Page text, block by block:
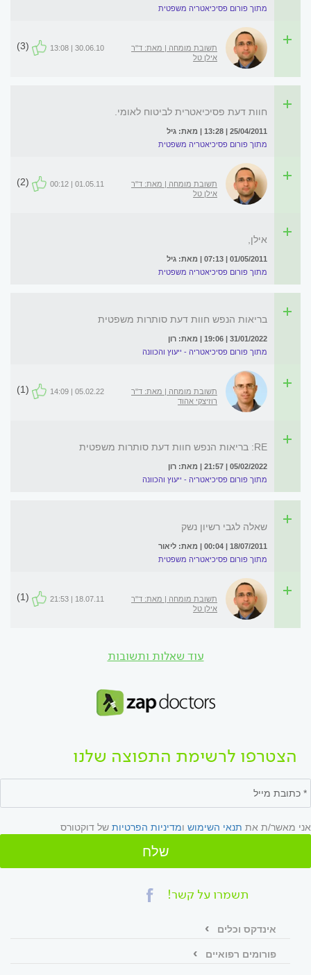
מתוך פורום פסיכיאטריה משפטית
תשובת מומחה | מאת: ד"ר
אילן טל
30.06.10 | 13:08
(3)
חוות דעת פסיכיאטרית לביטוח לאומי.
25/04/2011 | 13:28 | מאת: גיל
מתוך פורום פסיכיאטריה משפטית
תשובת מומחה | מאת: ד"ר
אילן טל
01.05.11 | 00:12
(2)
אילן,
01/05/2011 | 07:13 | מאת: גיל
מתוך פורום פסיכיאטריה משפטית
בריאות הנפש חוות דעת סותרות משפטית
31/01/2022 | 19:06 | מאת: רון
מתוך פורום פסיכיאטריה - ייעוץ והכוונה
תשובת מומחה | מאת: ד"ר
רוזיצקי אהוד
05.02.22 | 14:09
(1)
RE: בריאות הנפש חוות דעת סותרות משפטית
05/02/2022 | 21:57 | מאת: רון
מתוך פורום פסיכיאטריה - ייעוץ והכוונה
שאלה לגבי רשיון נשק
18/07/2011 | 00:04 | מאת: ליאור
מתוך פורום פסיכיאטריה משפטית
תשובת מומחה | מאת: ד"ר
אילן טל
18.07.11 | 21:53
(1)
עוד שאלות ותשובות
הצטרפו לרשימת התפוצה שלנו
אני מאשר/ת את תנאי השימוש ומדיניות הפרטיות של דוקטורס
שלח
תשמרו על קשר!
אינדקס וכלים
פורומים רפואיים